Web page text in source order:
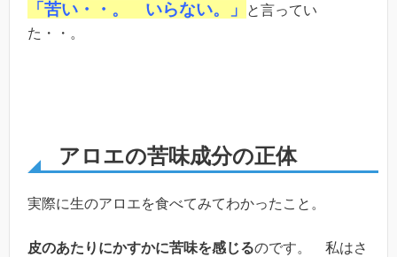
「苦い・・。 いらない。」
と言ってい
た・・。
アロエの苦味成分の正体
実際に生のアロエを食べてみてわかったこと。
皮のあたりにかすかに苦味を感じるのです。 私はさ